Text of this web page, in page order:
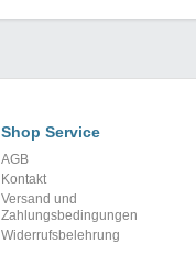
Shop Service
AGB
Kontakt
Versand und
Zahlungsbedingungen
Widerrufsbelehrung